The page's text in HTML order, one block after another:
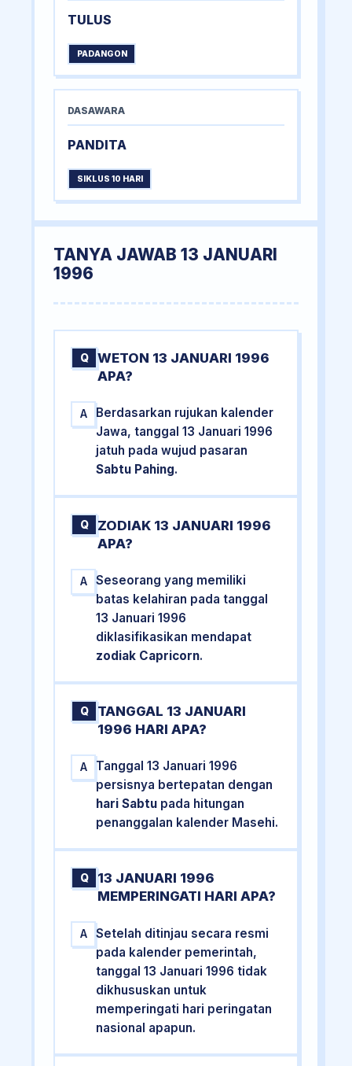
TULUS
PADANGON
DASAWARA
PANDITA
SIKLUS 10 HARI
TANYA JAWAB 13 JANUARI
1996
Q
WETON 13 JANUARI 1996
APA?
A
Berdasarkan rujukan kalender
Jawa, tanggal 13 Januari 1996
jatuh pada wujud pasaran
Sabtu Pahing.
Q
ZODIAK 13 JANUARI 1996
APA?
A
Seseorang yang memiliki
batas kelahiran pada tanggal
13 Januari 1996
diklasifikasikan mendapat
zodiak Capricorn.
Q
TANGGAL 13 JANUARI
1996 HARI APA?
A
Tanggal 13 Januari 1996
persisnya bertepatan dengan
hari Sabtu pada hitungan
penanggalan kalender Masehi.
Q
13 JANUARI 1996
MEMPERINGATI HARI APA?
A
Setelah ditinjau secara resmi
pada kalender pemerintah,
tanggal 13 Januari 1996 tidak
dikhususkan untuk
memperingati hari peringatan
nasional apapun.